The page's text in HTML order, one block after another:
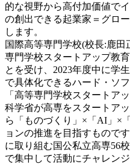
的な視野から高付加価値で
の創出できる起業家＝グロ
します。
国際高等専門学校(校長:鹿
専門学校スタートアップ教
とを受け、2023年度中に学
で具体化できるハード・ソ
「高等専門学校スタートア
科学省が高専をスタートア
ら「ものづくり」×「AI」×
ョンの推進を目指すもので
に取り組む国公私立高専56
で集中して活動にチャレン